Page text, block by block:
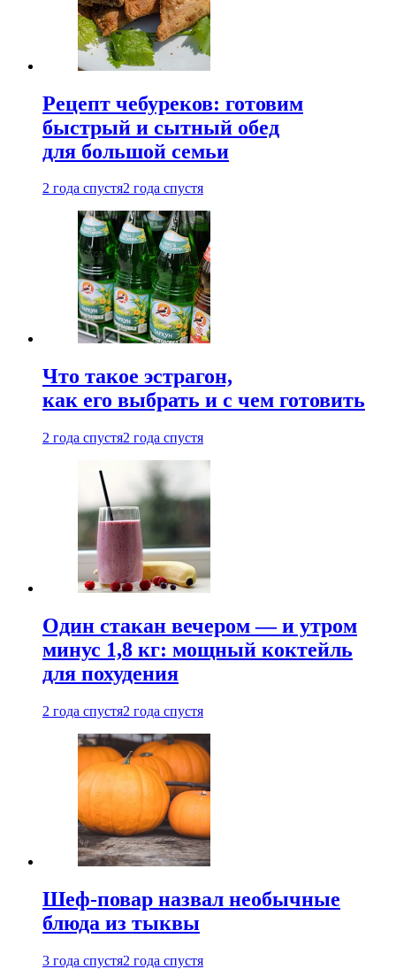
Рецепт чебуреков: готовим
быстрый и сытный обед
для большой семьи
2 года спустя2 года спустя
Что такое эстрагон,
как его выбрать и с чем готовить
2 года спустя2 года спустя
Один стакан вечером — и утром
минус 1,8 кг: мощный коктейль
для похудения
2 года спустя2 года спустя
Шеф-повар назвал необычные
блюда из тыквы
3 года спустя2 года спустя